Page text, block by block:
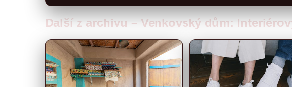
Další z archivu – Venkovský dům: